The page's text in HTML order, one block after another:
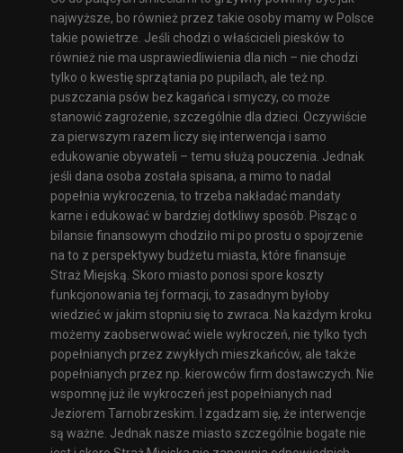
najwyższe, bo również przez takie osoby mamy w Polsce
takie powietrze. Jeśli chodzi o właścicieli piesków to
również nie ma usprawiedliwienia dla nich – nie chodzi
tylko o kwestię sprzątania po pupilach, ale też np.
puszczania psów bez kagańca i smyczy, co może
stanowić zagrożenie, szczególnie dla dzieci. Oczywiście
za pierwszym razem liczy się interwencja i samo
edukowanie obywateli – temu służą pouczenia. Jednak
jeśli dana osoba została spisana, a mimo to nadal
popełnia wykroczenia, to trzeba nakładać mandaty
karne i edukować w bardziej dotkliwy sposób. Pisząc o
bilansie finansowym chodziło mi po prostu o spojrzenie
na to z perspektywy budżetu miasta, które finansuje
Straż Miejską. Skoro miasto ponosi spore koszty
funkcjonowania tej formacji, to zasadnym byłoby
wiedzieć w jakim stopniu się to zwraca. Na każdym kroku
możemy zaobserwować wiele wykroczeń, nie tylko tych
popełnianych przez zwykłych mieszkańców, ale także
popełnianych przez np. kierowców firm dostawczych. Nie
wspomnę już ile wykroczeń jest popełnianych nad
Jeziorem Tarnobrzeskim. I zgadzam się, że interwencje
są ważne. Jednak nasze miasto szczególnie bogate nie